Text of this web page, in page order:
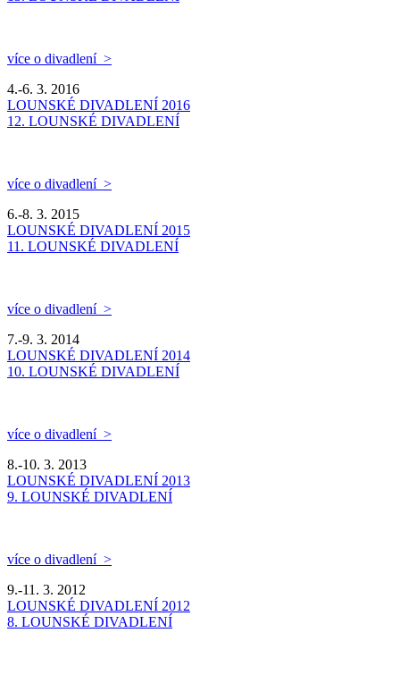
více o divadlení >
4.-6. 3. 2016
LOUNSKÉ DIVADLENÍ 2016
12. LOUNSKÉ DIVADLENÍ
více o divadlení >
6.-8. 3. 2015
LOUNSKÉ DIVADLENÍ 2015
11. LOUNSKÉ DIVADLENÍ
více o divadlení >
7.-9. 3. 2014
LOUNSKÉ DIVADLENÍ 2014
10. LOUNSKÉ DIVADLENÍ
více o divadlení >
8.-10. 3. 2013
LOUNSKÉ DIVADLENÍ 2013
9. LOUNSKÉ DIVADLENÍ
více o divadlení >
9.-11. 3. 2012
LOUNSKÉ DIVADLENÍ 2012
8. LOUNSKÉ DIVADLENÍ